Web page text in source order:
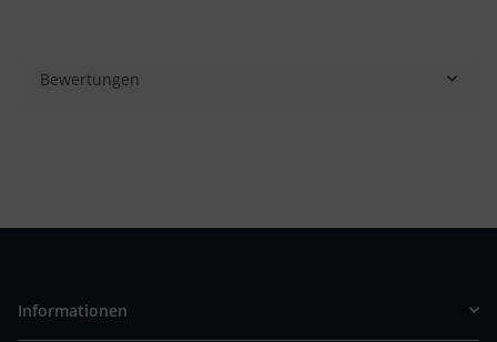
Bewertungen
Informationen